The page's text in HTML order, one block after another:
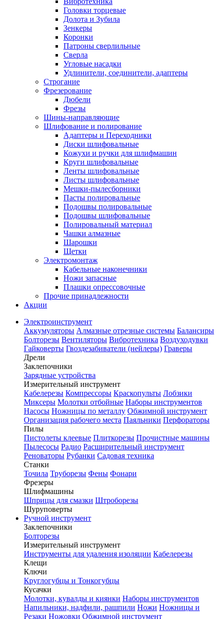
Головки торцевые
Долота и Зубила
Зенкеры
Коронки
Патроны сверлильные
Сверла
Угловые насадки
Удлинители, соединители, адаптеры
Строгание
Фрезерование
Дюбели
Фрезы
Шины-направляющие
Шлифование и полирование
Адаптеры и Переходники
Диски шлифовальные
Кожухи и ручки для шлифмашин
Круги шлифовальные
Ленты шлифовальные
Листы шлифовальные
Мешки-пылесборники
Пасты полировальные
Подошвы полировальные
Подошвы шлифовальные
Полировальный материал
Чашки алмазные
Шарошки
Щетки
Электромонтаж
Кабельные наконечники
Ножи запасные
Плашки опрессовочные
Прочие принадлежности
Акции
Электроинструмент
Аккумуляторы Алмазные отрезные системы Балансиры
Болторезы Вентиляторы Вибротехника Воздуходувки
Гайковерты Гвоздезабиватели (нейлеры) Граверы
Дрели
Заклепочники
Зарядные устройства
Измерительный инструмент
Кабелерезы Компрессоры Краскопульты Лобзики
Миксеры Молотки отбойные Наборы инструментов
Насосы Ножницы по металлу Обжимной инструмент
Организация рабочего места Паяльники Перфораторы
Пилы
Пистолеты клеевые Плиткорезы Прочистные машины
Пылесосы Радио Расширительный инструмент
Реноваторы Рубанки Садовая техника
Станки
Точила Труборезы Фены Фонари
Фрезеры
Шлифмашины
Шприцы для смазки Штроборезы
Шуруповерты
Ручной инструмент
Заклепочники
Болторезы
Измерительный инструмент
Инструменты для удаления изоляции Кабелерезы
Клещи
Ключи
Круглогубцы и Тонкогубцы
Кусачки
Молотки, кувалды и киянки Наборы инструментов
Напильники, надфили, рашпили Ножи Ножницы и
Резаки Ножовки Обжимной инструмент